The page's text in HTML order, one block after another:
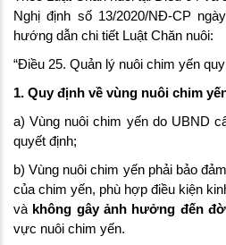
Nghị định số 13/2020/NĐ-CP
hướng dẫn chi tiết Luật Chăn nuôi:
“Điều 25. Quản lý nuôi chim yến
1. Quy định về vùng nuôi chim
a) Vùng nuôi chim yến do UBND
quyết định;
b) Vùng nuôi chim yến phải bảo
của chim yến, phù hợp điều kiện
và không gây ảnh hưởng đến
vực nuôi chim yến.